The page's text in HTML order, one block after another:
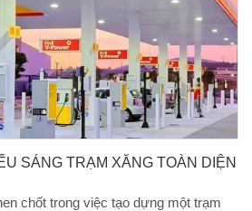
SÁNG TRẠM XĂNG TOÀN DIỆN
chốt trong việc tạo dựng một trạm